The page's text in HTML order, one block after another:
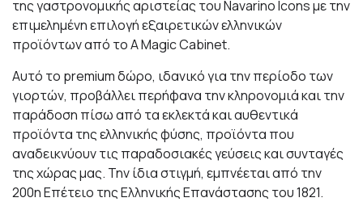
της γαστρονομικής αριστείας του Navarino Icons με την
επιμελημένη επιλογή εξαιρετικών ελληνικών
προϊόντων από το A Magic Cabinet.
Αυτό το premium δώρο, ιδανικό για την περίοδο των
γιορτών, προβάλλει περήφανα την κληρονομιά και την
παράδοση πίσω από τα εκλεκτά και αυθεντικά
προϊόντα της ελληνικής φύσης, προϊόντα που
αναδεικνύουν τις παραδοσιακές γεύσεις και συνταγές
της χώρας μας. Την ίδια στιγμή, εμπνέεται από την
200η Επέτειο της Ελληνικής Επανάστασης του 1821.